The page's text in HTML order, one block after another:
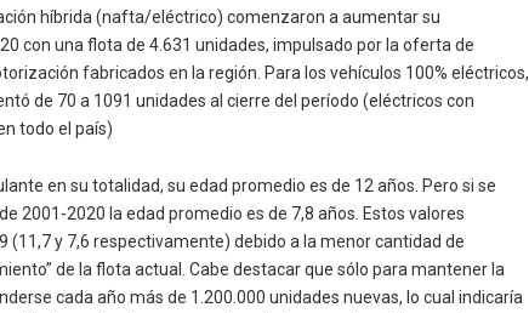
híbrida (nafta/eléctrico) comenzaron a aumentar su
con una flota de 4.631 unidades, impulsado por la oferta de
fabricados en la región. Para los vehículos 100% eléctricos,
de 70 a 1091 unidades al cierre del período (eléctricos con
todo el país)
en su totalidad, su edad promedio es de 12 años. Pero si se
2001-2020 la edad promedio es de 7,8 años. Estos valores
(11,7 y 7,6 respectivamente) debido a la menor cantidad de
de la flota actual. Cabe destacar que sólo para mantener la
cada año más de 1.200.000 unidades nuevas, lo cual indicaría